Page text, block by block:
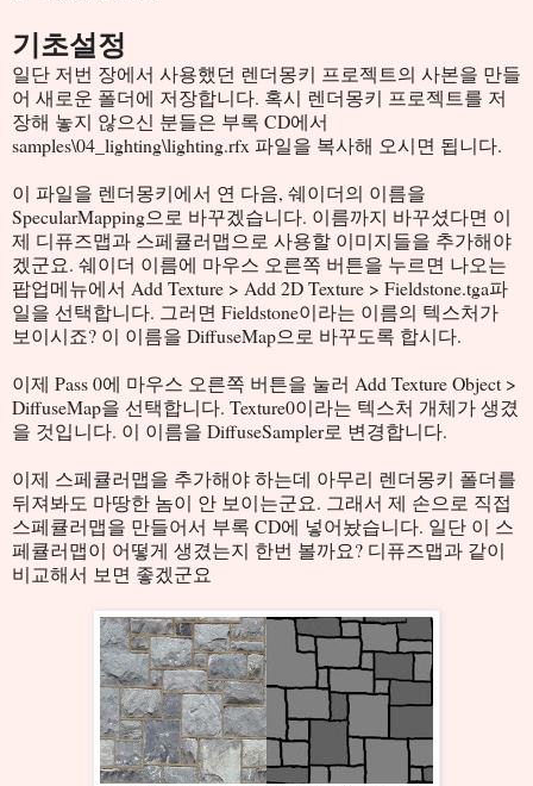
기초설정
일단 저번 장에서 사용했던 렌더몽키 프로젝트의 사본을 만들
어 새로운 폴더에 저장합니다. 혹시 렌더몽키 프로젝트를 저
장해 놓지 않으신 분들은 부록 CD에서
samples\04_lighting\lighting.rfx 파일을 복사해 오시면 됩니다.
이 파일을 렌더몽키에서 연 다음, 쉐이더의 이름을
SpecularMapping으로 바꾸겠습니다. 이름까지 바꾸셨다면 이
제 디퓨즈맵과 스페큘러맵으로 사용할 이미지들을 추가해야
겠군요. 쉐이더 이름에 마우스 오른쪽 버튼을 누르면 나오는
팝업메뉴에서 Add Texture > Add 2D Texture > Fieldstone.tga파
일을 선택합니다. 그러면 Fieldstone이라는 이름의 텍스처가
보이시죠? 이 이름을 DiffuseMap으로 바꾸도록 합시다.
이제 Pass 0에 마우스 오른쪽 버튼을 눌러 Add Texture Object >
DiffuseMap을 선택합니다. Texture0이라는 텍스처 개체가 생겼
을 것입니다. 이 이름을 DiffuseSampler로 변경합니다.
이제 스페큘러맵을 추가해야 하는데 아무리 렌더몽키 폴더를
뒤져봐도 마땅한 놈이 안 보이는군요. 그래서 제 손으로 직접
스페큘러맵을 만들어서 부록 CD에 넣어놨습니다. 일단 이 스
페큘러맵이 어떻게 생겼는지 한번 볼까요? 디퓨즈맵과 같이
비교해서 보면 좋겠군요